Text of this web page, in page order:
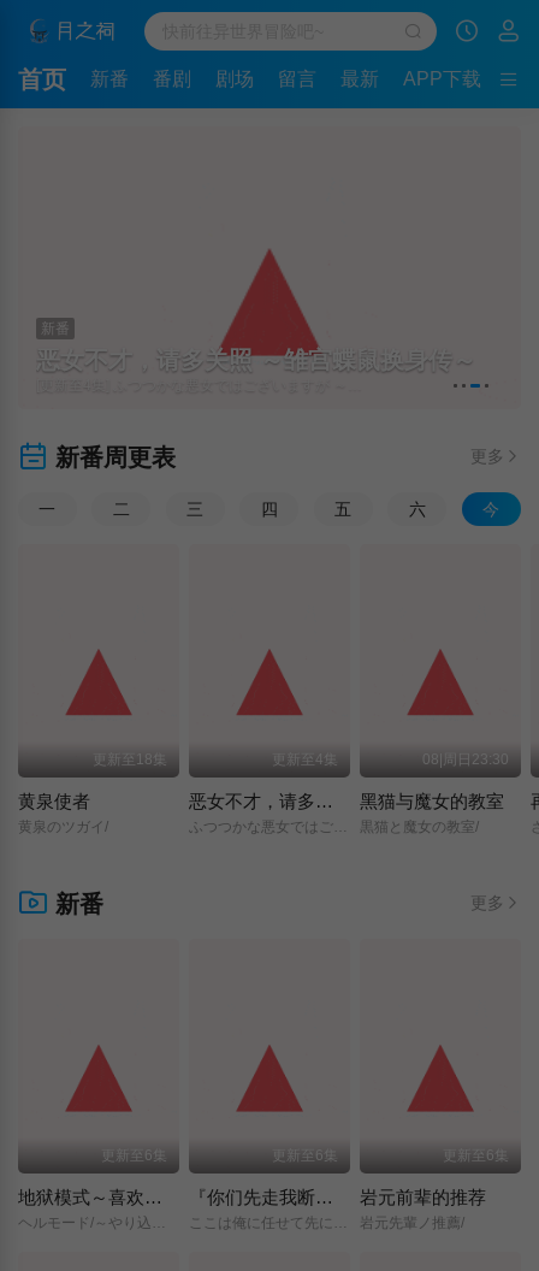
首页 新番 番剧 剧场 留言 最新 APP下载
新番
恶女不才，请多关照 ～雏宫蝶鼠换身传～
新番周更表 更多
一 二 三 四 五 六 今
更新至18集
黄泉使者
黄泉のツガイ/
更新至4集
恶女不才，请多关照 ～雏宫蝶鼠换身传～
ふつつかな悪女ではございますが/～雛宮蝶鼠とりかえ伝～/
08|周日23:30
黑猫与魔女的教室
黒猫と魔女の教室/
新番 更多
更新至6集
地狱模式～喜欢挑战特殊成就的玩家在废设定的异世界成为无双～第二季
更新至6集
『你们先走我断后』，于是10年后我成为了传说
更新至6集
岩元前辈的推荐
岩元先輩ノ推薦/